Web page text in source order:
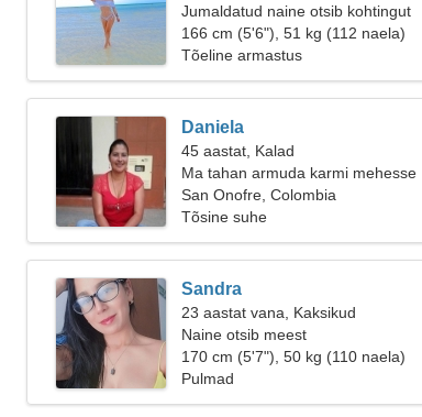
Jumaldatud naine otsib kohtingut
166 cm (5'6"), 51 kg (112 naela)
Tõeline armastus
Daniela
45 aastat, Kalad
Ma tahan armuda karmi mehesse
San Onofre, Colombia
Tõsine suhe
Sandra
23 aastat vana, Kaksikud
Naine otsib meest
170 cm (5'7"), 50 kg (110 naela)
Pulmad